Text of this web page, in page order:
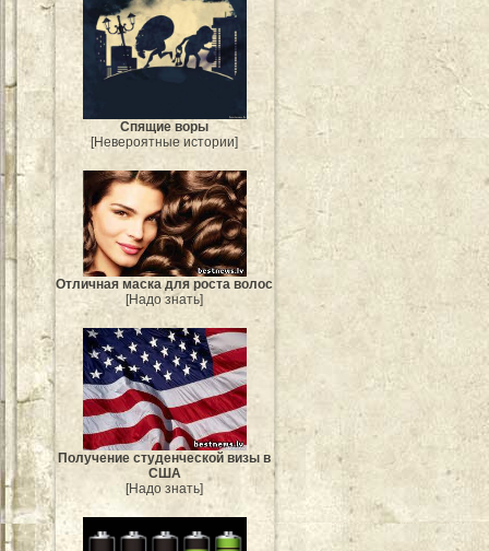
Спящие воры
[Невероятные истории]
Отличная маска для роста волос
[Надо знать]
Получение студенческой визы в
США
[Надо знать]